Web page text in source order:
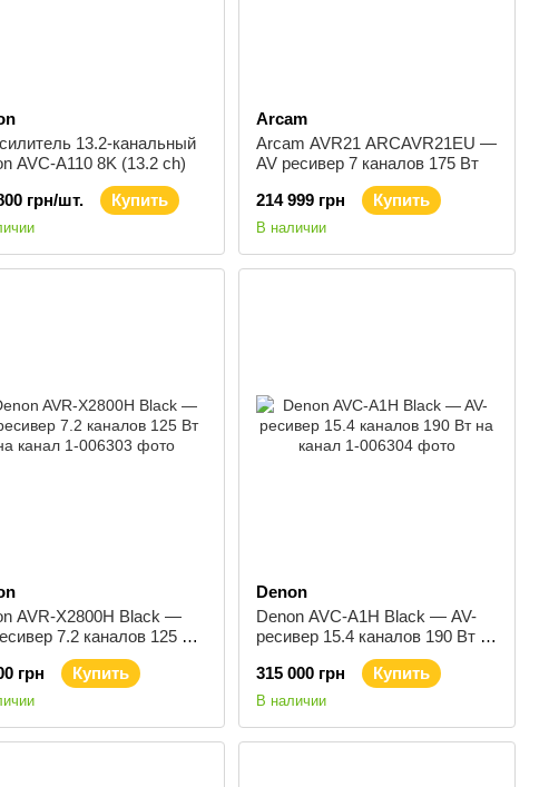
13.2-канальный
AVC-A110 8K (13.2 сh)
грн/шт.
Купить
Arcam
Arcam AVR21 ARCAVR21EU —
AV ресивер 7 каналов 175 Вт
214 999 грн
Купить
В наличии
AVR-X2800H Black —
7.2 каналов 125 Вт
грн
Купить
Denon
Denon AVC-A1H Black — AV-
ресивер 15.4 каналов 190 Вт на
315 000 грн
Купить
В наличии